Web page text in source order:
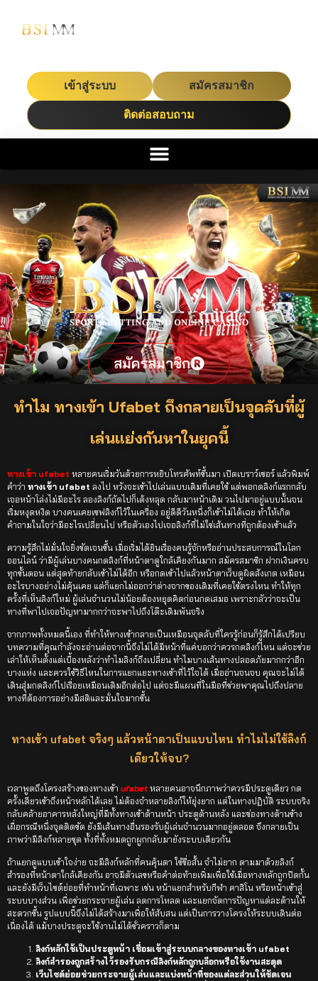
เข้าสู่ระบบ สมัครสมาชิก
ติดต่อสอบถาม
สมัครสมาชิก
ทำไม ทางเข้า Ufabet ถึงกลายเป็นจุดลับที่ผู้
เล่นแย่งกันหาในยุคนี้
ทางเข้า ufabet หลายคนเริ่มวันด้วยการหยิบโทรศัพท์ขึ้นมา เปิดเบราว์เซอร์ แล้วพิมพ์
คำว่า ทางเข้า ufabet ลงไป หวังจะเข้าไปเล่นแบบเดิมที่เคยใช้ แต่พอกดลิงก์แรกกลับ
เจอหน้าโล่งไม่มีอะไร ลองลิงก์ถัดไปก็เด้งหลุด กลับมาหน้าเดิม วนไปมาอยู่แบบนั้นจน
เริ่มหงุดหงิด บางคนเคยเซฟลิงก์ไว้ในเครื่อง อยู่ดีดีวันหนึ่งก็เข้าไม่ได้เฉย ทำให้เกิด
คำถามในใจว่ามีอะไรเปลี่ยนไป หรือตัวเองไปเจอลิงก์ที่ไม่ใช่เส้นทางที่ถูกต้องเข้าแล้ว
ความรู้สึกไม่มั่นใจยิ่งชัดเจนขึ้น เมื่อเริ่มได้ยินเรื่องคนรู้จักหรืออ่านประสบการณ์ในโลก
ออนไลน์ ว่ามีผู้เล่นบางคนกดลิงก์ที่หน้าตาดูใกล้เคียงกันมาก สมัครสมาชิก ฝากเงินครบ
ทุกขั้นตอน แต่สุดท้ายกลับเข้าไม่ได้อีก หรือกดเข้าไปแล้วหน้าตาเว็บดูผิดสังเกต เหมือน
อะไรบางอย่างไม่คุ้นเคย แต่ก็แยกไม่ออกว่าต่างจากของเดิมที่เคยใช้ตรงไหน ทำให้ทุก
ครั้งที่เห็นลิงก์ใหม่ ผู้เล่นจำนวนไม่น้อยต้องหยุดคิดก่อนกดเสมอ เพราะกลัวว่าจะเป็น
ทางที่พาไปเจอปัญหามากกว่าจะพาไปถึงโต๊ะเดิมพันจริง
จากภาพทั้งหมดนี้เอง ที่ทำให้ทางเข้ากลายเป็นเหมือนจุดลับที่ใครรู้ก่อนก็รู้สึกได้เปรียบ
บทความที่คุณกำลังจะอ่านต่อจากนี้จึงไม่ได้มีหน้าที่แค่บอกว่าควรกดลิงก์ไหน แต่จะช่วย
เล่าให้เห็นตั้งแต่เบื้องหลังว่าทำไมลิงก์ถึงเปลี่ยน ทำไมบางเส้นทางปลอดภัยมากกว่าอีก
บางแห่ง และควรใช้วิธีไหนในการแยกแยะทางเข้าที่ไว้ใจได้ เมื่ออ่านจนจบ คุณจะไม่ได้
เดินสุ่มกดลิงก์ไปเรื่อยเหมือนเดิมอีกต่อไป แต่จะมีแผนที่ในมือที่ช่วยพาคุณไปถึงปลาย
ทางที่ต้องการอย่างมีสติและมั่นใจมากขึ้น
ทางเข้า ufabet จริงๆ แล้วหน้าตาเป็นแบบไหน ทำไมไม่ใช้ลิงก์
เดียวให้จบ?
เวลาพูดถึงโครงสร้างของทางเข้า ufabet หลายคนอาจนึกภาพว่าควรมีประตูเดียว กด
ครั้งเดียวเข้าถึงหน้าหลักได้เลย ไม่ต้องจำหลายลิงก์ให้ยุ่งยาก แต่ในทางปฏิบัติ ระบบจริง
กลับคล้ายอาคารหลังใหญ่ที่มีทั้งทางเข้าด้านหน้า ประตูด้านหลัง และช่องทางด้านข้าง
เผื่อกรณีหนึ่งจุดติดขัด ยังมีเส้นทางอื่นรองรับผู้เล่นจำนวนมากอยู่ตลอด จึงกลายเป็น
ภาพว่ามีลิงก์หลายชุด ทั้งที่ทั้งหมดถูกผูกกลับมายังระบบเดียวกัน
ถ้าแยกดูแบบเข้าใจง่าย จะมีลิงก์หลักที่คนคุ้นตา ใช้ชื่อสั้น จำไม่ยาก ตามมาด้วยลิงก์
สำรองที่หน้าตาใกล้เคียงกัน อาจมีตัวเลขหรือคำต่อท้ายเพิ่มเพื่อใช้เมื่อทางหลักถูกปิดกั้น
และยังมีเว็บไซต์ย่อยที่ทำหน้าที่เฉพาะ เช่น หน้าแยกสำหรับกีฬา คาสิโน หรือหน้าเข้าสู่
ระบบบางส่วน เพื่อช่วยกระจายผู้เล่น ลดการโหลด และแยกจัดการปัญหาแต่ละด้านให้
สะดวกขึ้น รูปแบบนี้จึงไม่ได้สร้างมาเพื่อให้สับสน แต่เป็นการวางโครงให้ระบบเดินต่อ
เนื่องได้ แม้บางประตูจะใช้งานไม่ได้ชั่วคราวก็ตาม
ลิงก์หลักใช้เป็นประตูหน้า เชื่อมเข้าสู่ระบบกลางของทางเข้า ufabet
ลิงก์สำรองถูกสร้างไว้รองรับกรณีลิงก์หลักถูกบล็อกหรือใช้งานสะดุด
เว็บไซต์ย่อยช่วยกระจายผู้เล่นและแบ่งหน้าที่ของแต่ละส่วนให้ชัดเจน